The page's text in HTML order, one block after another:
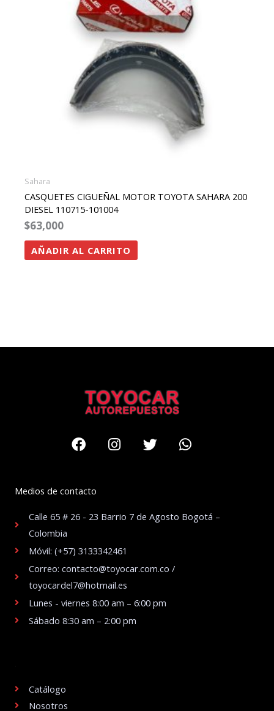
Sahara
CASQUETES CIGUEÑAL MOTOR TOYOTA SAHARA 200
DIESEL 110715-101004
$63,000
AÑADIR AL CARRITO
FacebookInstagram
TwitterWhatsapp
Medios de contacto
Calle 65 # 26 - 23 Barrio 7 de Agosto Bogotá –
Colombia
Móvil: (+57) 3133342461
Correo: contacto@toyocar.com.co /
toyocardel7@hotmail.es
Lunes - viernes 8:00 am – 6:00 pm
Sábado 8:30 am – 2:00 pm
Catálogo
Nosotros